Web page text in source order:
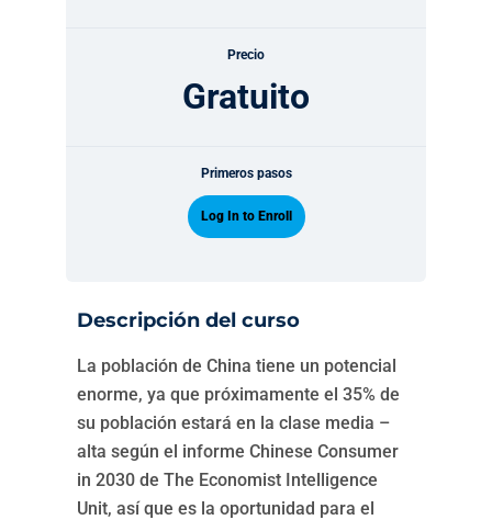
Precio
Gratuito
Primeros pasos
Log In to Enroll
Descripción del curso
La población de China tiene un potencial
enorme, ya que próximamente el 35% de
su población estará en la clase media –
alta según el informe Chinese Consumer
in 2030 de The Economist Intelligence
Unit, así que es la oportunidad para el